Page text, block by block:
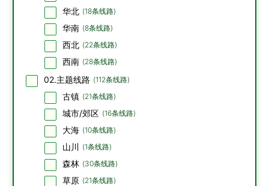
华北 (18条线路)
华南 (8条线路)
西北 (22条线路)
西南 (28条线路)
02.主题线路 (112条线路)
古镇 (21条线路)
城市/郊区 (16条线路)
大海 (10条线路)
山川 (1条线路)
森林 (30条线路)
草原 (21条线路)